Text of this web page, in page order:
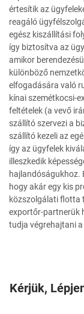
értesítik az
reagáló
egész kiszállítási
így biztosítva az
amikor
különböző
elfogadására való
kínai szemétkocsi-
feltételek (a vevő
szállító szervezi a
szállító kezeli az
így az ügyfelek
illeszkedik
hajlandóságukhoz.
hogy akár egy kis
közszolgálati flotta
exportőr-partnerük
tudja végrehajtani
Kérjük,